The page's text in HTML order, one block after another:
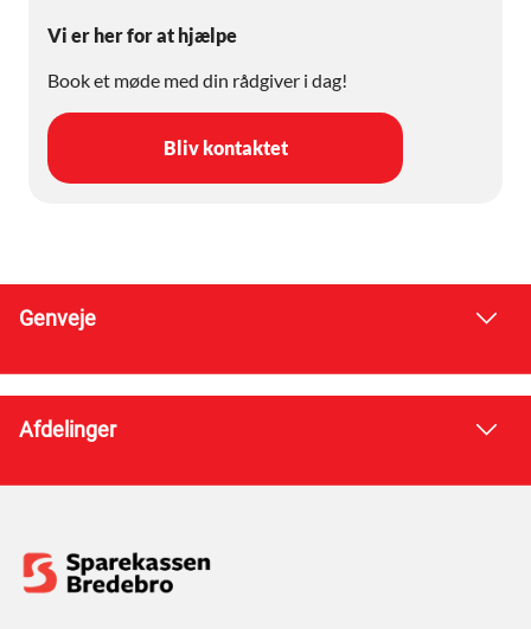
Vi er her for at hjælpe
Book et møde med din rådgiver i dag!
Bliv kontaktet
Genveje
Afdelinger